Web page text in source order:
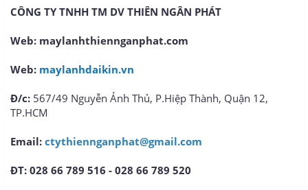
CÔNG TY TNHH TM DV THIÊN NGÂN PHÁT
Web: maylanhthiennganphat.com
Web: maylanhdaikin.vn
Đ/c: 567/49 Nguyễn Ảnh Thủ, P.Hiệp Thành, Quận 12,
TP.HCM
Email: ctythiennganphat@gmail.com
ĐT: 028 66 789 516 - 028 66 789 520